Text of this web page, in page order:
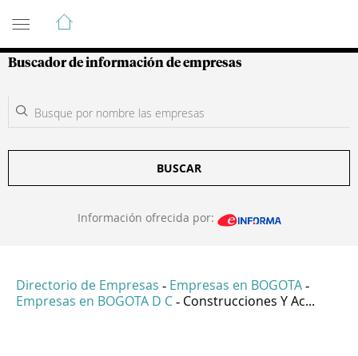
Guía de Empresas Colombianas
Buscador de información de empresas
BUSCAR
Información ofrecida por:
Directorio de Empresas - Empresas en BOGOTA -
Empresas en BOGOTA D C - Construcciones Y Ac...